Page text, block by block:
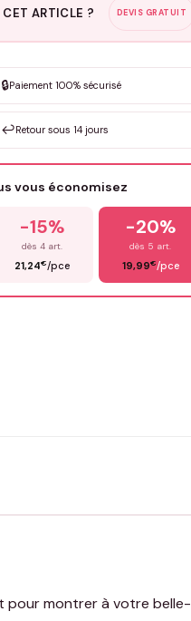
ARTICLE ? DEVIS GRATUIT
selon la demande
🔒Paiement 100% sécurisé
↩️Retour sous 14 jours
vous économisez
-15%
dès 4 art.
21,24€/pce
-20%
dès 5 art.
19,99€/pce
pour montrer à votre belle-